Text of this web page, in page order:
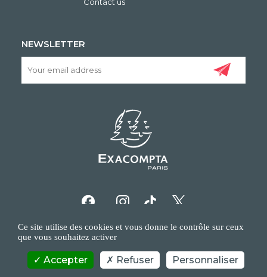
NEWSLETTER
COPYRIGHT/IP POLICY PERSONAL DATA POLICY CONTACT US
Ce site utilise des cookies et vous donne le contrôle sur ceux
que vous souhaitez activer
Accepter Refuser Personnaliser